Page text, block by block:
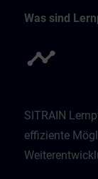
Was sind
SITRAIN
effiziente